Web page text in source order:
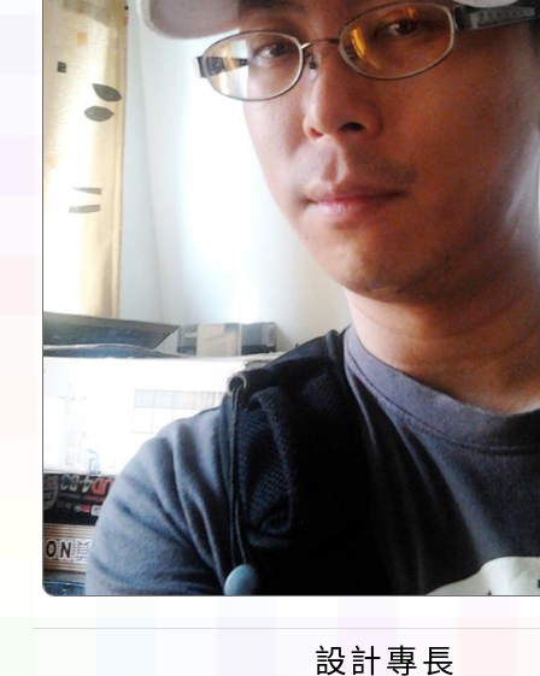
設計專長